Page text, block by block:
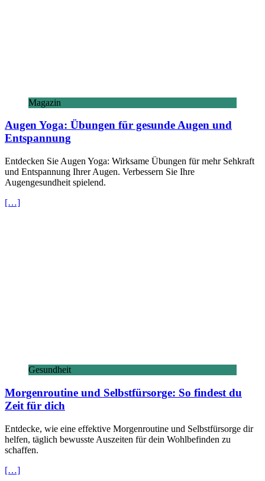
Magazin
Augen Yoga: Übungen für gesunde Augen und
Entspannung
Entdecken Sie Augen Yoga: Wirksame Übungen für mehr Sehkraft
und Entspannung Ihrer Augen. Verbessern Sie Ihre
Augengesundheit spielend.
[…]
Gesundheit
Morgenroutine und Selbstfürsorge: So findest du
Zeit für dich
Entdecke, wie eine effektive Morgenroutine und Selbstfürsorge dir
helfen, täglich bewusste Auszeiten für dein Wohlbefinden zu
schaffen.
[…]